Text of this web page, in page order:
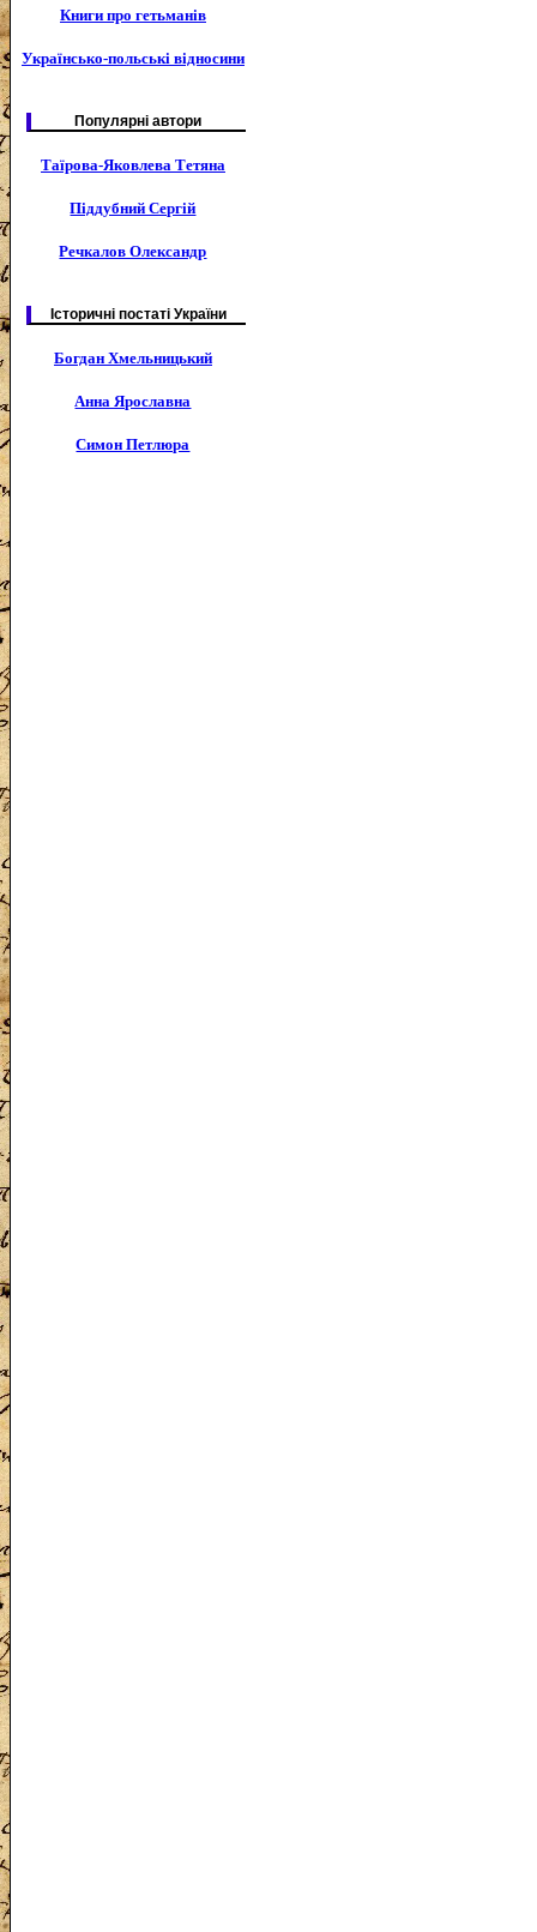
Книги про гетьманів
Українсько-польські відносини
Популярні автори
Таїрова-Яковлева Тетяна
Піддубний Сергій
Речкалов Олександр
Історичні постаті України
Богдан Хмельницький
Анна Ярославна
Симон Петлюра